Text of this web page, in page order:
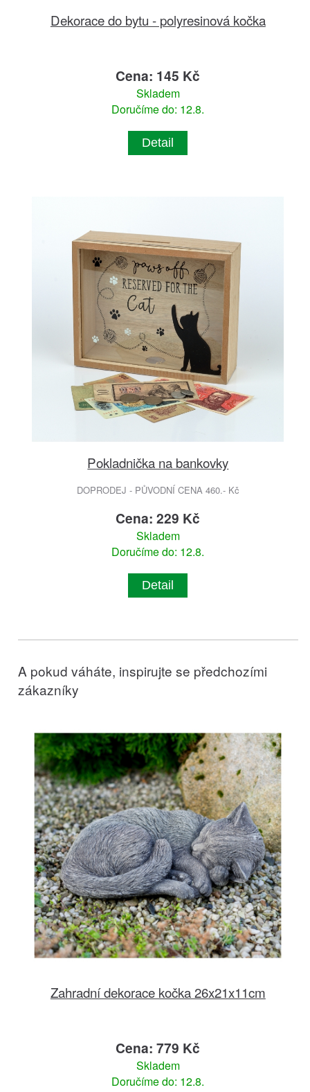
Dekorace do bytu - polyresinová kočka
Cena: 145 Kč
Skladem
Doručíme do: 12.8.
Detail
Pokladnička na bankovky
DOPRODEJ - PŮVODNÍ CENA 460.- Kč
Cena: 229 Kč
Skladem
Doručíme do: 12.8.
Detail
A pokud váháte, inspirujte se předchozími
zákazníky
Zahradní dekorace kočka 26x21x11cm
Cena: 779 Kč
Skladem
Doručíme do: 12.8.